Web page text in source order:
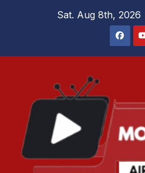
Sat. Aug 8th, 2026